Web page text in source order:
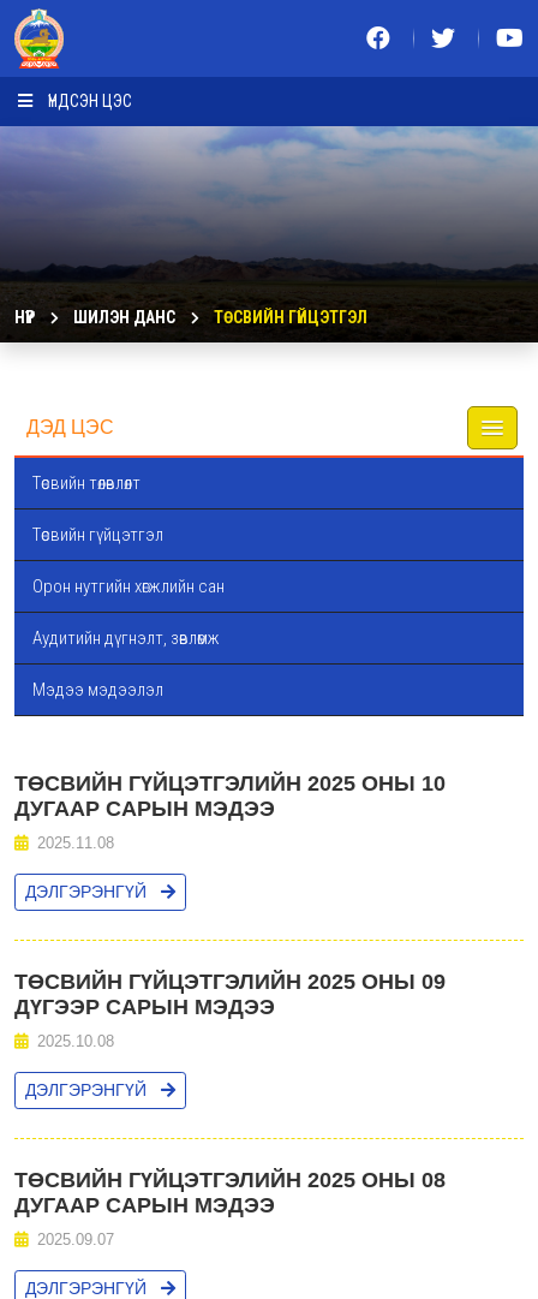
ҮНДСЭН ЦЭС
НҮҮР ШИЛЭН ДАНС ТӨСВИЙН ГҮЙЦЭТГЭЛ
ДЭД ЦЭС
Төсвийн төлөвлөлт
Төсвийн гүйцэтгэл
Орон нутгийн хөгжлийн сан
Аудитийн дүгнэлт, зөвлөмж
Мэдээ мэдээлэл
ТӨСВИЙН ГҮЙЦЭТГЭЛИЙН 2025 ОНЫ 10
ДУГААР САРЫН МЭДЭЭ
2025.11.08
ДЭЛГЭРЭНГҮЙ
ТӨСВИЙН ГҮЙЦЭТГЭЛИЙН 2025 ОНЫ 09
ДҮГЭЭР САРЫН МЭДЭЭ
2025.10.08
ДЭЛГЭРЭНГҮЙ
ТӨСВИЙН ГҮЙЦЭТГЭЛИЙН 2025 ОНЫ 08
ДУГААР САРЫН МЭДЭЭ
2025.09.07
ДЭЛГЭРЭНГҮЙ